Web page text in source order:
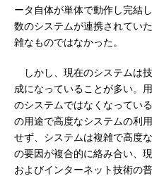
ータ自体が単体で動作し完結
数のシステムが連携されてい
雑なものではなかった。
しかし、現在のシステムは
成になっていることが多い。
のシステムではなくなってい
の用途で高度なシステムの利
せず、システムは複雑で高度
の要因が複合的に絡み合い、
およびインターネット技術の